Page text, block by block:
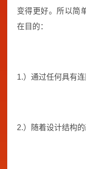
变得更好。所以简
在目的：
1.）通过任何具有
2.）随着设计结构